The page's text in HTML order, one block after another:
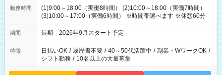
勤務時間
(1)9:00～18:00（実働8時間） (2)10:00～18:00（実働7時間）
(3)10:00～17:00（実働6時間） ※時間帯選べます ※休憩60分
期間 長期 2026年9月スタート予定
特徴 日払いOK / 履歴書不要 / 40～50代活躍中 / 副業・WワークOK /
シフト勤務 / 10名以上の大量募集